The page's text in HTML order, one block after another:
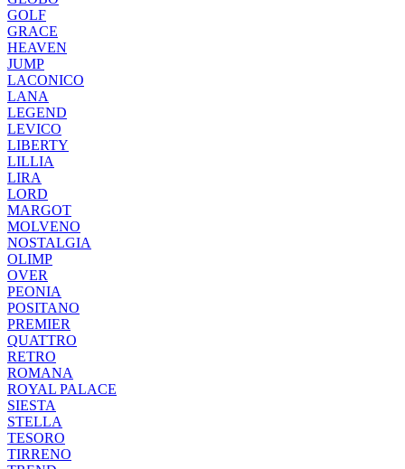
GOLF
GRACE
HEAVEN
JUMP
LACONICO
LANA
LEGEND
LEVICO
LIBERTY
LILLIA
LIRA
LORD
MARGOT
MOLVENO
NOSTALGIA
OLIMP
OVER
PEONIA
POSITANO
PREMIER
QUATTRO
RETRO
ROMANA
ROYAL PALACE
SIESTA
STELLA
TESORO
TIRRENO